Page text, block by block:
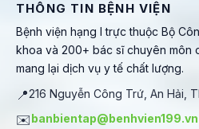
THÔNG TIN BỆNH VIỆN
Bệnh viện hạng I trực thuộc Bộ
khoa và 200+ bác sĩ chuyên môn
mang lại dịch vụ y tế chất lượng.
📍216 Nguyễn Công Trứ, An Hải,
✉️banbientap@benhvien199.vn